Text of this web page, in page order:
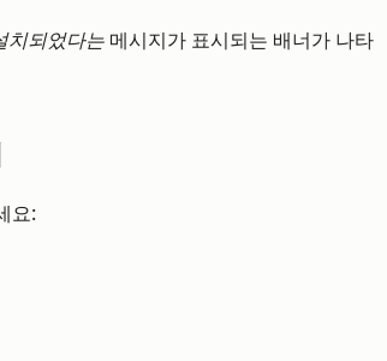
치되었다는 메시지가 표시되는 배너가 나타
요: